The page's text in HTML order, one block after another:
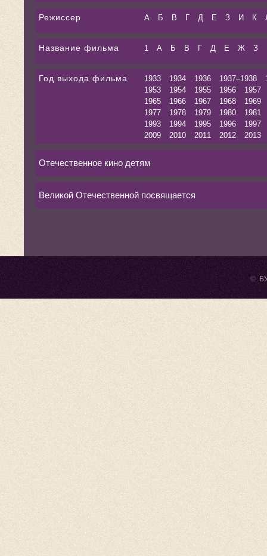
Режиссер А Б В Г Д Е З И К
Название фильма 1 А Б В Г Д Е Ж З
Год выхода фильма 1933 1934 1936 1937–1938
1953
1954 1955 1956
1957
1965
1966 1967 1968
1969
1977
1978 1979 1980
1981
1993
1994 1995 1996
1997
2009
2010 2011 2012 2013
Отечественное кино детям
Великой Отечественной посвящается
©